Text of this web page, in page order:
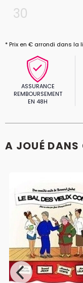
30
* Prix en € arrondi dans
ASSURANCE
REMBOURSEMENT
EN 48H
A JOUÉ DANS